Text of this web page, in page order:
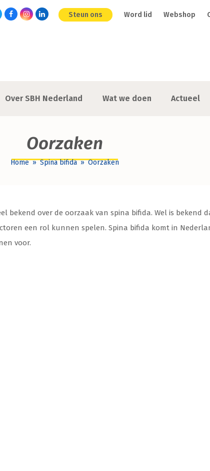
FacebookInstagram
LinkedIn Steun ons Word lid Webshop
Over SBH Nederland Wat we doen Actueel
Oorzaken
Home»Spina bifida»Oorzaken
bekend over de oorzaak van spina bifida. Wel is bekend
een rol kunnen spelen. Spina bifida komt in
voor.